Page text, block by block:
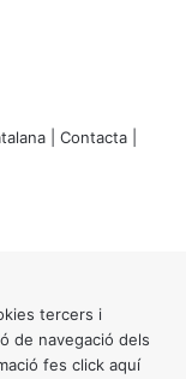
| Contacta
tercers i
de navegació dels
fes click aquí